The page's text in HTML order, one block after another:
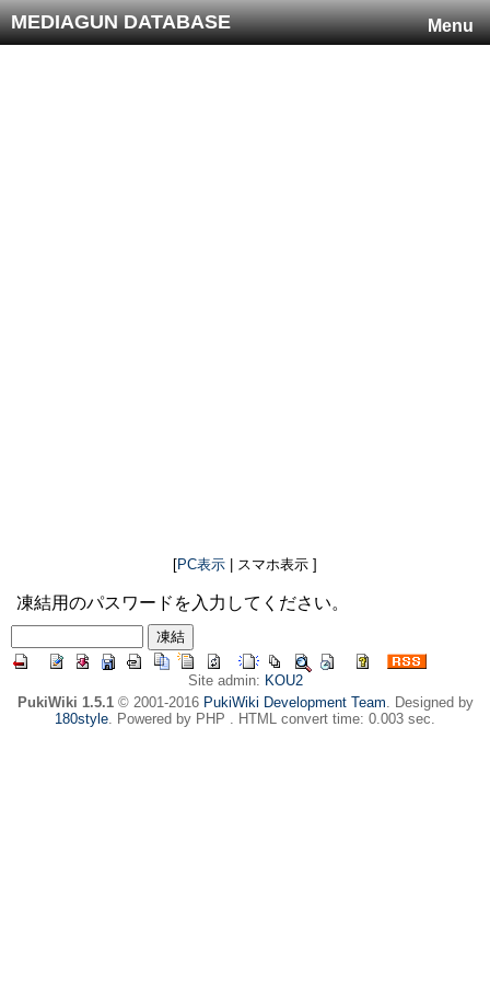
Menu
MEDIAGUN DATABASE
[PC表示 | スマホ表示 ]
凍結用のパスワードを入力してください。
Site admin: KOU2
PukiWiki 1.5.1© 2001-2016 PukiWiki Development Team. Designed by
180style. Powered by PHP . HTML convert time: 0.003 sec.